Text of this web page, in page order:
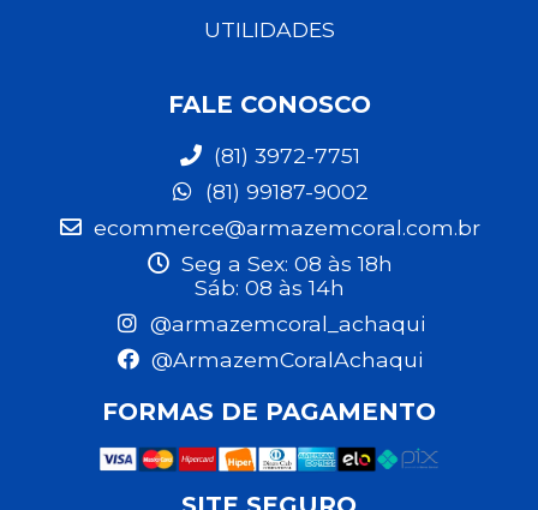
UTILIDADES
FALE CONOSCO
(81) 3972-7751
(81) 99187-9002
ecommerce@armazemcoral.com.br
Seg a Sex: 08 às 18h
Sáb: 08 às 14h
@armazemcoral_achaqui
@ArmazemCoralAchaqui
FORMAS DE PAGAMENTO